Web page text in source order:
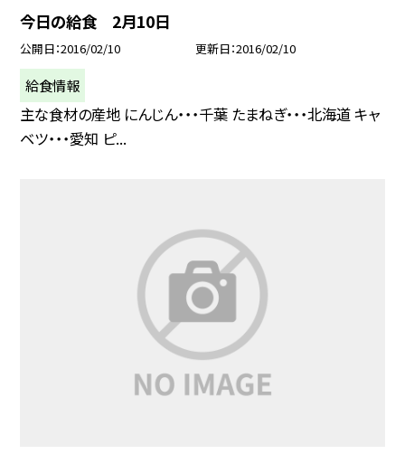
今日の給食 2月10日
公開日 2016/02/10 更新日 2016/02/10
給食情報
主な食材の産地 にんじん・・・千葉 たまねぎ・・・北海道 キャ
ベツ・・・愛知 ピ...